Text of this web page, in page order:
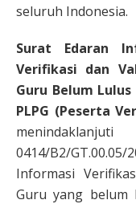
seluruh Indonesia.
Surat Edaran
Verifikasi dan
Guru Belum
PLPG (Peserta
0414/B2/
Informasi
Guru yang belum